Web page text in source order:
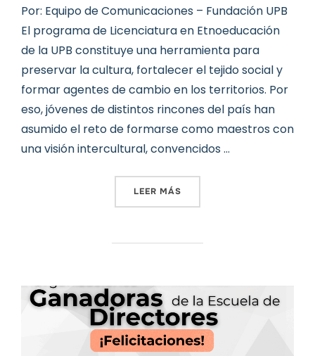
Por: Equipo de Comunicaciones – Fundación UPB
El programa de Licenciatura en Etnoeducación
de la UPB constituye una herramienta para
preservar la cultura, fortalecer el tejido social y
formar agentes de cambio en los territorios. Por
eso, jóvenes de distintos rincones del país han
asumido el reto de formarse como maestros con
una visión intercultural, convencidos …
LEER MÁS